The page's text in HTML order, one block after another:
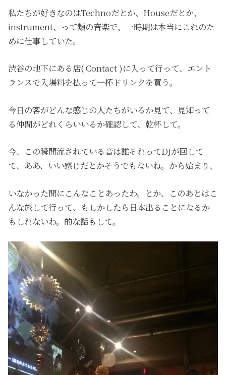
私たちが好きなのはTechnoだとか、Houseだとか、
instrument、って類の音楽で、一時期は本当にこれのた
めに仕事していた。
渋谷の地下にある店( Contact )に入って行って、エント
ランスで入場料を払って一杯ドリンクを買う。
今日の客がどんな感じの人たちがいるか見て、見知って
る仲間がどれくらいいるか確認して、乾杯して。
今、この瞬間流されている音は誰それってDJが回して
て、ああ、いい感じだとかそうでもないね。から始まり、
いなかった間にこんなことあったわ。とか、このあとはこ
んな旅して行って、もしかしたら日本出ることになるか
もしれないわ。的な話もして。